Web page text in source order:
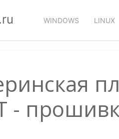
WINDOWS LINUX
-